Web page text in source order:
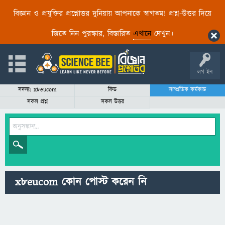
বিজ্ঞান ও প্রযুক্তির প্রশ্নোত্তর দুনিয়ায় আপনাকে স্বাগতম! প্রশ্ন-উত্তর দিয়ে
জিতে নিন পুরস্কার, বিস্তারিত এখানেদেখুন।
লগ ইন
সদস্যঃ x8eucom ফিড
সাম্প্রতিক কর্মকান্ড
সকল প্রশ্ন
সকল উত্তর
x8eucom কোন পোস্ট করেন নি